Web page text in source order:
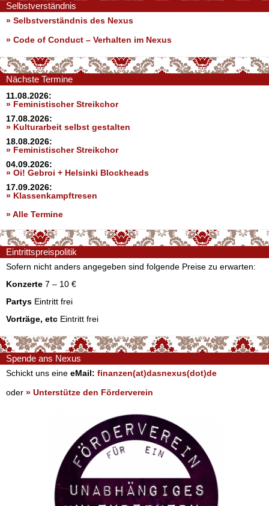
Selbstverständnis
» Selbstverständnis des Nexus
» Code of Conduct – Verhalten im Nexus
Nächste Termine
11.08.2026:
» Feministischer Streikchor
17.08.2026:
» Kulturarbeit selbst gestalten
18.08.2026:
» Feministischer Streikchor
04.09.2026:
» Oi! Gebroi + Helsinki Blockheads
17.09.2026:
» Klassenkampftresen
» Alle Termine
Eintrittspreispolitik
Sofern nicht anders angegeben sind folgende Preise zu erwarten:
Konzerte 7 – 10 €
Partys Eintritt frei
Vorträge, etc Eintritt frei
Spende ans Nexus
Schickt uns eine eMail: finanzen(at)dasnexus(dot)de
oder » Unterstütze den Förderverein